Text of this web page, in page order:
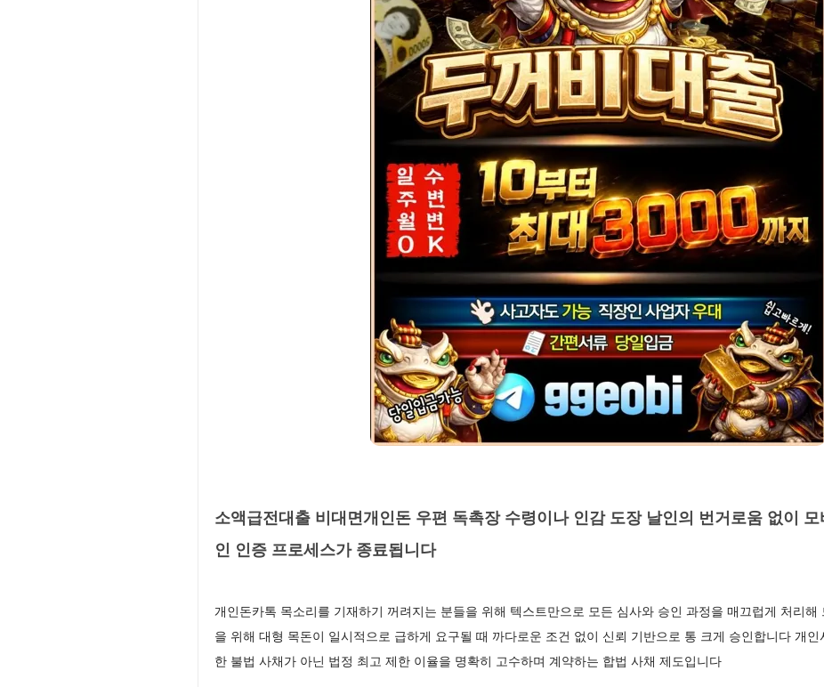
소액급전대출 비대면개인돈 우편 독촉장 수령이나 인감 도장 날인의 번거로움 없이
인 인증 프로세스가 종료됩니다
개인돈카톡 목소리를 기재하기 꺼려지는 분들을 위해 텍스트만으로 모든 심사와 승인 과정을 매끄럽게 처리
을 위해 대형 목돈이 일시적으로 급하게 요구될 때 까다로운 조건 없이 신뢰 기반으로 통 크게 승인합니다 개
한 불법 사채가 아닌 법정 최고 제한 이율을 명확히 고수하며 계약하는 합법 사채 제도입니다